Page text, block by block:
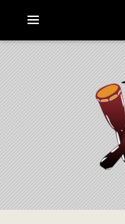
LE
La Culture du Mboa